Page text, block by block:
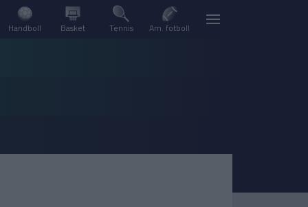
Handboll Basket Tennis Am. fotboll